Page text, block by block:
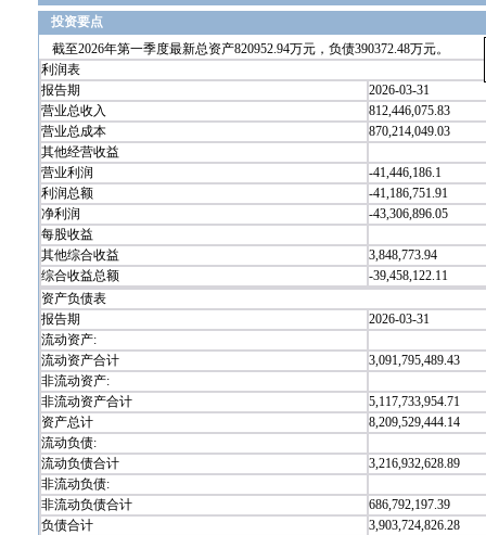
投资要点
截至2026年第一季度最新总资产820952.94万元，负债390372.48万元。
利润表
报告期
2026-03-31
营业总收入
812,446,075.83
营业总成本
870,214,049.03
其他经营收益
营业利润
-41,446,186.1
利润总额
-41,186,751.91
净利润
-43,306,896.05
每股收益
其他综合收益
3,848,773.94
综合收益总额
-39,458,122.11
资产负债表
报告期
2026-03-31
流动资产:
流动资产合计
3,091,795,489.43
非流动资产:
非流动资产合计
5,117,733,954.71
资产总计
8,209,529,444.14
流动负债:
流动负债合计
3,216,932,628.89
非流动负债:
非流动负债合计
686,792,197.39
负债合计
3,903,724,826.28